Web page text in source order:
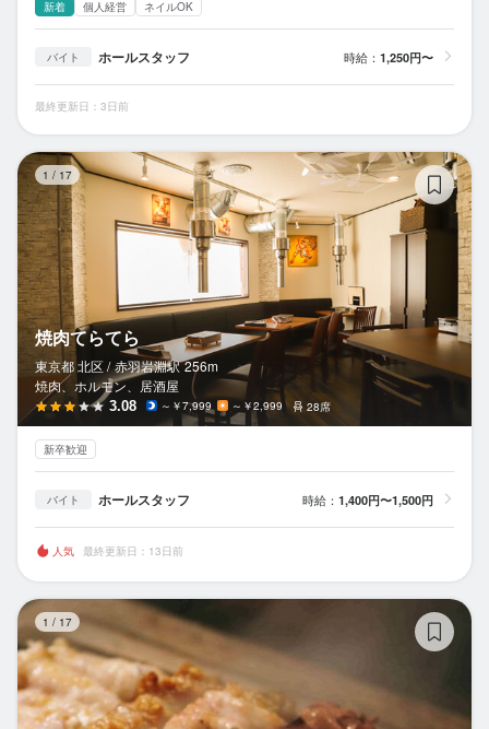
新着 個人経営 ネイルOK
バイト ホールスタッフ 時給： 1,250円〜
最終更新日：3日前
1 / 17
焼肉てらてら
東京都 北区 / 赤羽岩淵駅 256m
焼肉、ホルモン、居酒屋
3.08 ～￥7,999 ～￥2,999 28席
新卒歓迎
バイト ホールスタッフ 時給： 1,400円〜1,500円
人気 最終更新日：13日前
1 / 17